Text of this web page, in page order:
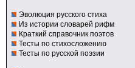
Эволюция русского стиха
Из истории словарей рифм
Краткий справочник поэтов
Тесты по стихосложению
Тесты по русской поэзии